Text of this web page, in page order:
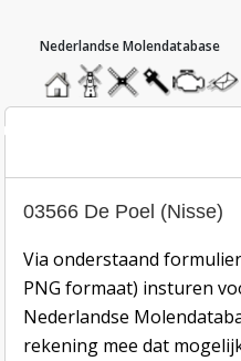
homemolendatabase
roedendatabase
assendatabase
stuur
een
inzend-formulier
03566 De Poel (Nisse)
Via onderstaand
PNG formaat) insturen
Nederlandse
rekening mee dat